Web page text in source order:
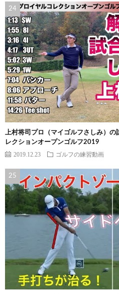
上村将司プロ（マイゴルフさしみ）の
レクションオープンゴルフ2019
2019.12.23 ゴルフの練習動画